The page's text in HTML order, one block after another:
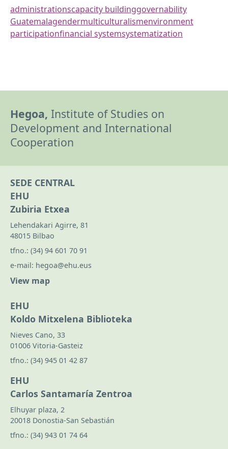
administrationscapacity buildinggovernability
Guatemalagendermulticulturalismenvironment
participationfinancial systemsystematization
Hegoa, Institute of Studies on
Development and International
Cooperation
SEDE CENTRAL
EHU
Zubiria Etxea
Lehendakari Agirre, 81
48015 Bilbao
tfno.: (34) 94 601 70 91
e-mail: hegoa@ehu.eus
View map
EHU
Koldo Mitxelena Biblioteka
Nieves Cano, 33
01006 Vitoria-Gasteiz
tfno.: (34) 945 01 42 87
EHU
Carlos Santamaría Zentroa
Elhuyar plaza, 2
20018 Donostia-San Sebastián
tfno.: (34) 943 01 74 64